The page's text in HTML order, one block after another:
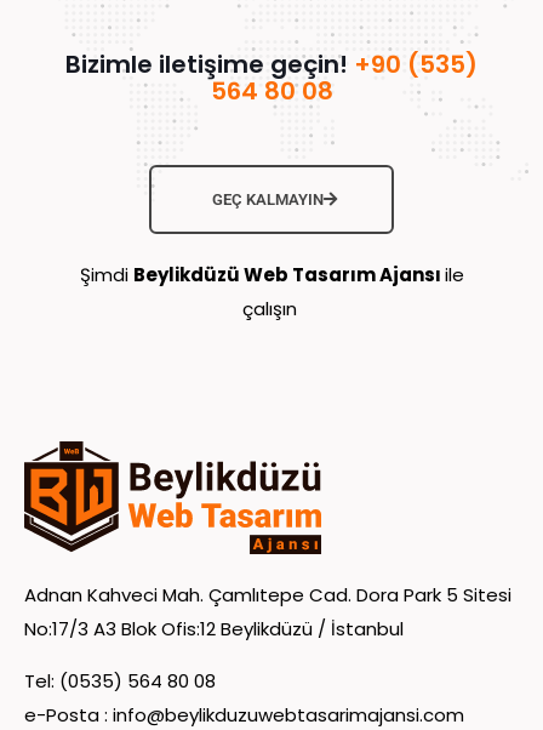
Bizimle iletişime geçin! +90 (535)
564 80 08
GEÇ KALMAYIN
Şimdi Beylikdüzü Web Tasarım Ajansıile
çalışın
Adnan Kahveci Mah. Çamlıtepe Cad. Dora Park 5 Sitesi
No:17/3 A3 Blok Ofis:12 Beylikdüzü / İstanbul
Tel: (0535) 564 80 08
e-Posta : info@beylikduzuwebtasarimajansi.com